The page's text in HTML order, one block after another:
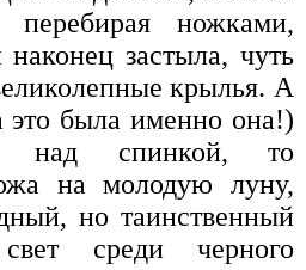
ножками,
застыла, чуть
крылья. А
это была именно она!)
над спинкой, то
на молодую луну,
но таинственный
среди черного